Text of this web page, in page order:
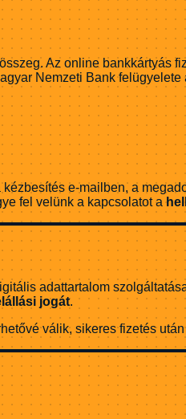
Az online bankkártyás
Nemzeti Bank
e-mailben, a
fel velünk a kapcsolatot a
adattartalom
jogát.
válik, sikeres fizetés